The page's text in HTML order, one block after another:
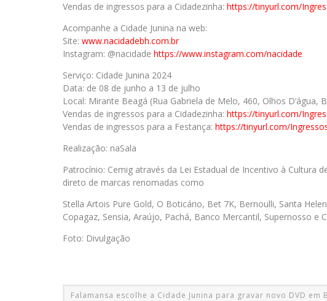
Vendas de ingressos para a Cidadezinha: https://tinyurl.com/
Acompanhe a Cidade Junina na web:
Site: www.nacidadebh.com.br
Instagram: @nacidade https://www.instagram.com/nacidade
Serviço: Cidade Junina 2024
Data: de 08 de junho a 13 de julho
Local: Mirante Beagá (Rua Gabriela de Melo, 460, Olhos D’água,
Vendas de ingressos para a Cidadezinha: https://tinyurl.com/
Vendas de ingressos para a Festança: https://tinyurl.com/
Realização: naSala
Patrocínio: Cemig através da Lei Estadual de Incentivo à Cultura
direto de marcas renomadas como
Stella Artois Pure Gold, O Boticário, Bet 7K, Bernoulli, Santa
Copagaz, Sensia, Araújo, Pachá, Banco Mercantil, Supernosso e
Foto: Divulgação
Falamansa escolhe a Cidade Junina para gravar novo DVD em